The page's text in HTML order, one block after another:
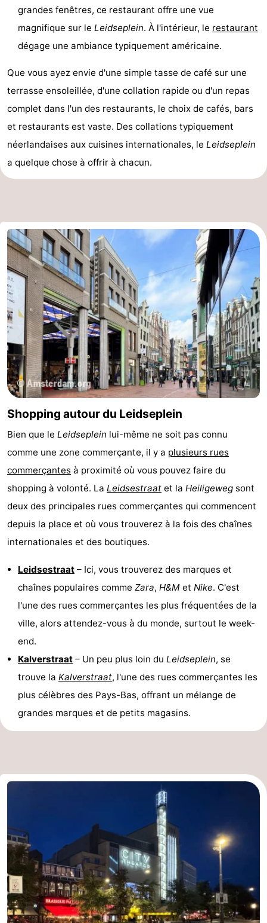
grandes fenêtres, ce restaurant offre une vue
magnifique sur le Leidseplein. À l'intérieur, le restaurant
dégage une ambiance typiquement américaine.
Que vous ayez envie d'une simple tasse de café sur une
terrasse ensoleillée, d'une collation rapide ou d'un repas
complet dans l'un des restaurants, le choix de cafés, bars
et restaurants est vaste. Des collations typiquement
néerlandaises aux cuisines internationales, le Leidseplein
a quelque chose à offrir à chacun.
Shopping autour du Leidseplein
Bien que le Leidseplein lui-même ne soit pas connu
comme une zone commerçante, il y a plusieurs rues
commerçantes à proximité où vous pouvez faire du
shopping à volonté. La Leidsestraat et la Heiligeweg sont
deux des principales rues commerçantes qui commencent
depuis la place et où vous trouverez à la fois des chaînes
internationales et des boutiques.
Leidsestraat – Ici, vous trouverez des marques et
chaînes populaires comme Zara, H&M et Nike. C'est
l'une des rues commerçantes les plus fréquentées de la
ville, alors attendez-vous à du monde, surtout le week-
end.
Kalverstraat – Un peu plus loin du Leidseplein, se
trouve la Kalverstraat, l'une des rues commerçantes les
plus célèbres des Pays-Bas, offrant un mélange de
grandes marques et de petits magasins.